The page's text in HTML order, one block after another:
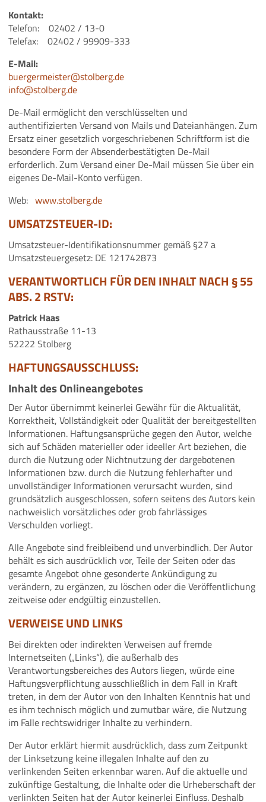
Kontakt:
Telefon: 02402 / 13-0
Telefax: 02402 / 99909-333
E-Mail:
buergermeister@stolberg.de
info@stolberg.de
De-Mail ermöglicht den verschlüsselten und
authentifizierten Versand von Mails und Dateianhängen. Zum
Ersatz einer gesetzlich vorgeschriebenen Schriftform ist die
besondere Form der Absenderbestätigten De-Mail
erforderlich. Zum Versand einer De-Mail müssen Sie über ein
eigenes De-Mail-Konto verfügen.
Web:www.stolberg.de
UMSATZSTEUER-ID:
Umsatzsteuer-Identifikationsnummer gemäß §27 a
Umsatzsteuergesetz: DE 121742873
VERANTWORTLICH FÜR DEN INHALT NACH § 55
ABS. 2 RSTV:
Patrick Haas
Rathausstraße 11-13
52222 Stolberg
HAFTUNGSAUSSCHLUSS:
Inhalt des Onlineangebotes
Der Autor übernimmt keinerlei Gewähr für die Aktualität,
Korrektheit, Vollständigkeit oder Qualität der bereitgestellten
Informationen. Haftungsansprüche gegen den Autor, welche
sich auf Schäden materieller oder ideeller Art beziehen, die
durch die Nutzung oder Nichtnutzung der dargebotenen
Informationen bzw. durch die Nutzung fehlerhafter und
unvollständiger Informationen verursacht wurden, sind
grundsätzlich ausgeschlossen, sofern seitens des Autors kein
nachweislich vorsätzliches oder grob fahrlässiges
Verschulden vorliegt.
Alle Angebote sind freibleibend und unverbindlich. Der Autor
behält es sich ausdrücklich vor, Teile der Seiten oder das
gesamte Angebot ohne gesonderte Ankündigung zu
verändern, zu ergänzen, zu löschen oder die Veröffentlichung
zeitweise oder endgültig einzustellen.
VERWEISE UND LINKS
Bei direkten oder indirekten Verweisen auf fremde
Internetseiten („Links“), die außerhalb des
Verantwortungsbereiches des Autors liegen, würde eine
Haftungsverpflichtung ausschließlich in dem Fall in Kraft
treten, in dem der Autor von den Inhalten Kenntnis hat und
es ihm technisch möglich und zumutbar wäre, die Nutzung
im Falle rechtswidriger Inhalte zu verhindern.
Der Autor erklärt hiermit ausdrücklich, dass zum Zeitpunkt
der Linksetzung keine illegalen Inhalte auf den zu
verlinkenden Seiten erkennbar waren. Auf die aktuelle und
zukünftige Gestaltung, die Inhalte oder die Urheberschaft der
verlinkten Seiten hat der Autor keinerlei Einfluss. Deshalb